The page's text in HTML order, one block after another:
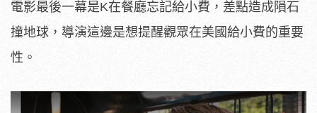
電影最後一幕是K在餐廳忘記給小費，差點造成隕石
撞地球，導演這邊是想提醒觀眾在美國給小費的重要
性。